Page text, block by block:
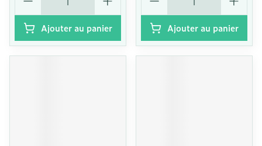
Ajouter au panier Ajouter au panier